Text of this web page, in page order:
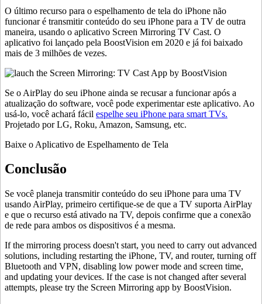
O último recurso para o espelhamento de tela do iPhone não
funcionar é transmitir conteúdo do seu iPhone para a TV de outra
maneira, usando o aplicativo Screen Mirroring TV Cast. O
aplicativo foi lançado pela BoostVision em 2020 e já foi baixado
mais de 3 milhões de vezes.
Se o AirPlay do seu iPhone ainda se recusar a funcionar após a
atualização do software, você pode experimentar este aplicativo. Ao
usá-lo, você achará fácil espelhe seu iPhone para smart TVs.
Projetado por LG, Roku, Amazon, Samsung, etc.
Baixe o Aplicativo de Espelhamento de Tela
Conclusão
Se você planeja transmitir conteúdo do seu iPhone para uma TV
usando AirPlay, primeiro certifique-se de que a TV suporta AirPlay
e que o recurso está ativado na TV, depois confirme que a conexão
de rede para ambos os dispositivos é a mesma.
If the mirroring process doesn't start, you need to carry out advanced
solutions, including restarting the iPhone, TV, and router, turning off
Bluetooth and VPN, disabling low power mode and screen time,
and updating your devices. If the case is not changed after several
attempts, please try the Screen Mirroring app by BoostVision.